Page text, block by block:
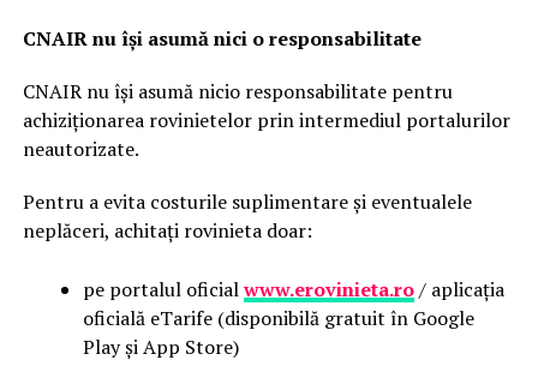
CNAIR nu își asumă nici o responsabilitate
CNAIR nu își asumă nicio responsabilitate pentru
achiziționarea rovinietelor prin intermediul portalurilor
neautorizate.
Pentru a evita costurile suplimentare și eventualele
neplăceri, achitați rovinieta doar:
pe portalul oficialwww.erovinieta.ro/ aplicația
oficială eTarife (disponibilă gratuit în Google
Play și App Store)